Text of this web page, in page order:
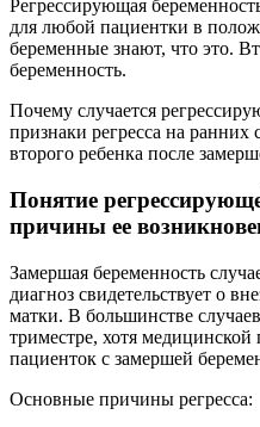
Регрессирующая
для любой пациентки в
беременные знают, что это.
беременность.
Почему случается
признаки регресса на
второго ребенка после
Понятие
причины ее
Замершая беременность
диагноз свидетельствует о
матки. В большинстве
триместре, хотя
пациенток с замершей
Основные причины регресса: